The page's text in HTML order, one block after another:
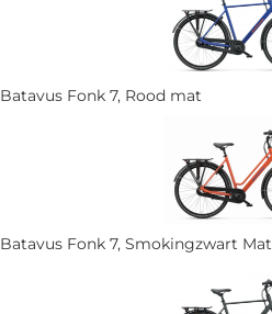
Batavus Fonk 7, Rood mat
Batavus Fonk 7, Smokingzwart Mat